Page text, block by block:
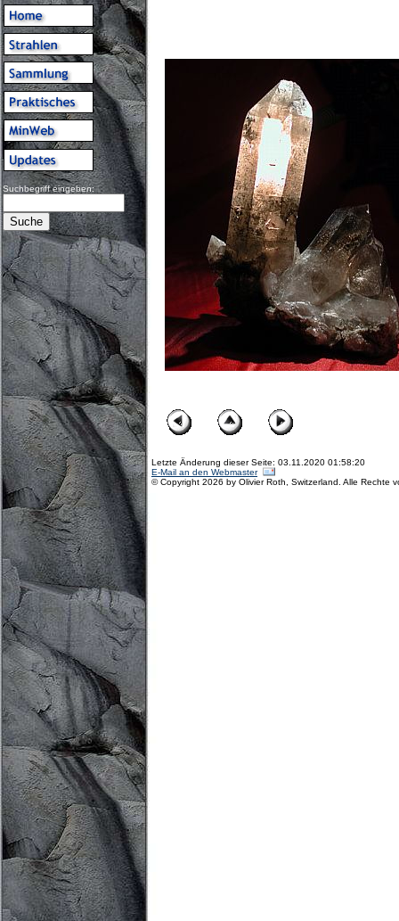
Suchbegriff eingeben:
Letzte Änderung dieser Seite: 03.11.2020 01:58:20
E-Mail an den Webmaster
© Copyright 2026 by Olivier Roth, Switzerland. Alle Rechte